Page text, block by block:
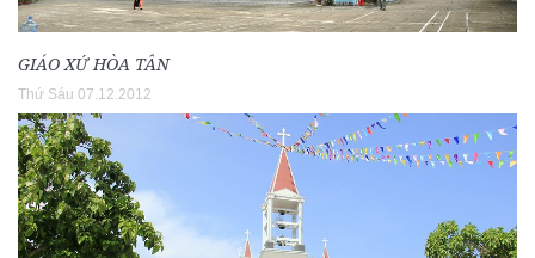
GIÁO XỨ HÒA TÂN
Thứ Sáu 07.12.2012